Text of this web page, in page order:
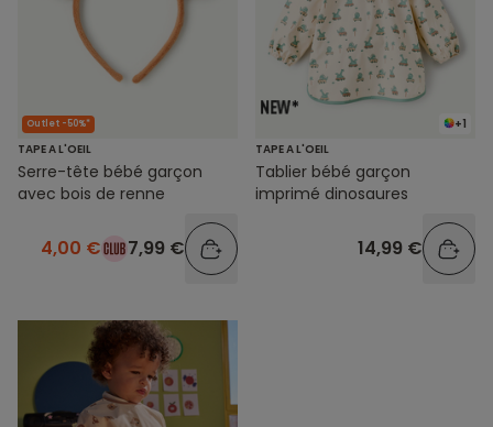
Outlet -50%*
TAPE A L'OEIL
Serre-tête bébé garçon
avec bois de renne
4,00 € 7,99 €
+1
TAPE A L'OEIL
Tablier bébé garçon
imprimé dinosaures
14,99 €